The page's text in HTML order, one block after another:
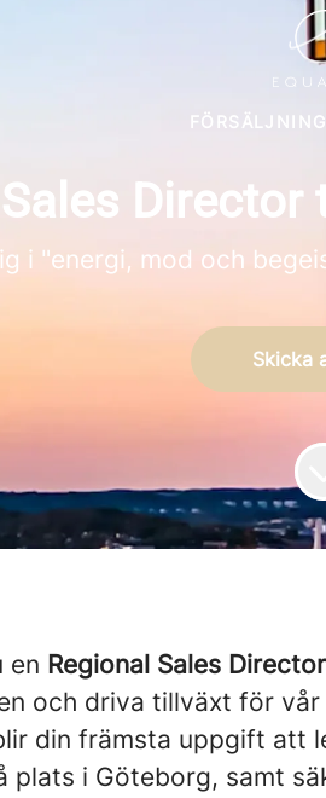
FÖRSÄLJNING
i "energi, mod och
Skicka
en Regional Sales Director
och driva tillväxt för
din främsta uppgift att
plats i Göteborg, samt